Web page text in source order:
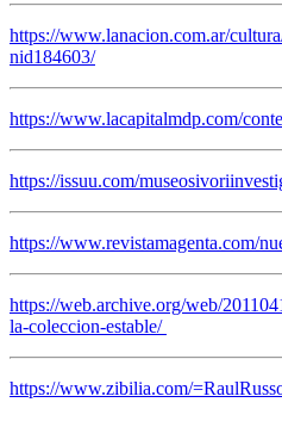
https://www.lanacion.com.ar/
nid184603/
https://www.lacapitalmdp.com/
https://issuu.com/
https://www.revistamagenta.com/
https://web.archive.org/web/
la-coleccion-estable/
https://www.zibilia.com/